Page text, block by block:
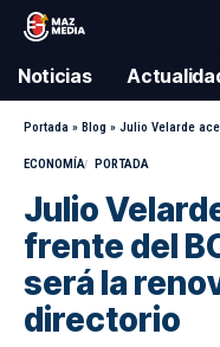
Noticias
Portada » Blog » Julio Velarde acepta
ECONOMÍA PORTADA
Julio
frente del
será la
directorio